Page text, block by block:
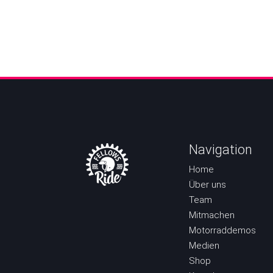
Navigation
Home
Über uns
Team
Mitmachen
Motorraddemos
Medien
Shop